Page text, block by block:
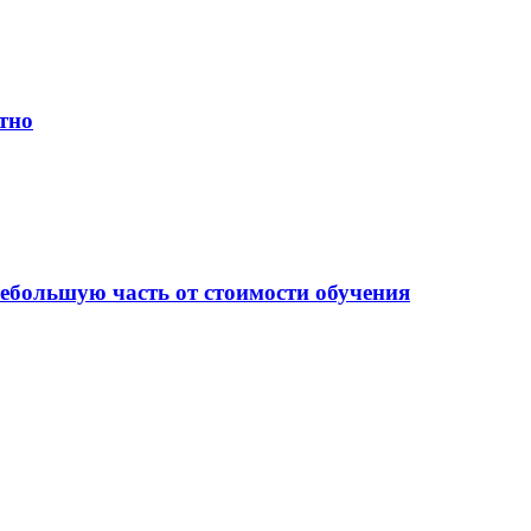
часть от стоимости обучения